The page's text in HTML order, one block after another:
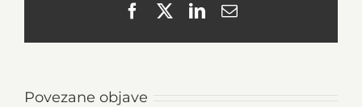
FacebookLinkedIn
Email
Povezane objave